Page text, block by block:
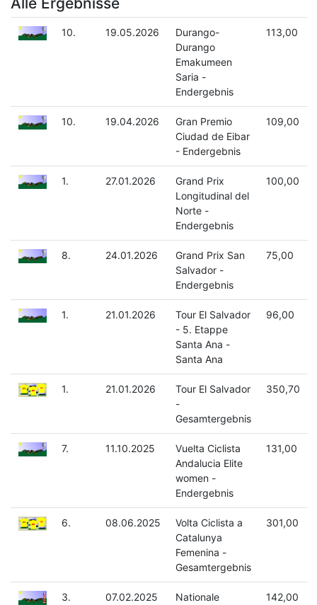
10. 19.05.2026
Durango-
Durango
Emakumeen
Saria -
Endergebnis
113,00
10. 19.04.2026
Gran Premio
Ciudad de Eibar
- Endergebnis
109,00
1. 27.01.2026
Grand Prix
Longitudinal del
Norte -
Endergebnis
100,00
8. 24.01.2026
Grand Prix San
Salvador -
Endergebnis
75,00
1. 21.01.2026
Tour El Salvador
- 5. Etappe
Santa Ana -
Santa Ana
96,00
1. 21.01.2026
Tour El Salvador
-
Gesamtergebnis
350,70
7. 11.10.2025
Vuelta Ciclista
Andalucia Elite
women -
Endergebnis
131,00
6. 08.06.2025
Volta Ciclista a
Catalunya
Femenina -
Gesamtergebnis
301,00
3. 07.02.2025
Nationale
142,00